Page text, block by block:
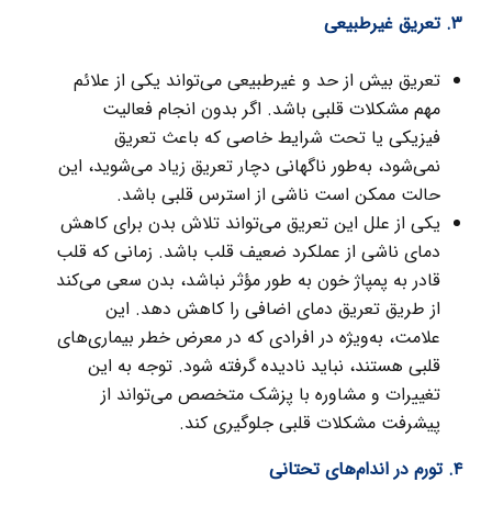
۳. تعریق غیرطبیعی
تعریق بیش از حد و غیرطبیعی می‌تواند یکی از علائم
مهم مشکلات قلبی باشد. اگر بدون انجام فعالیت
فیزیکی یا تحت شرایط خاصی که باعث تعریق
نمی‌شود، به‌طور ناگهانی دچار تعریق زیاد می‌شوید، این
حالت ممکن است ناشی از استرس قلبی باشد.
یکی از علل این تعریق می‌تواند تلاش بدن برای کاهش
دمای ناشی از عملکرد ضعیف قلب باشد. زمانی که قلب
قادر به پمپاژ خون به طور مؤثر نباشد، بدن سعی می‌کند
از طریق تعریق دمای اضافی را کاهش دهد. این
علامت، به‌ویژه در افرادی که در معرض خطر بیماری‌های
قلبی هستند، نباید نادیده گرفته شود. توجه به این
تغییرات و مشاوره با پزشک متخصص می‌تواند از
پیشرفت مشکلات قلبی جلوگیری کند.
۴. تورم در اندام‌های تحتانی